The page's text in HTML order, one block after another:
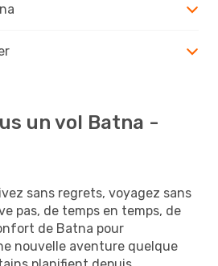
un vol Batna -
sans regrets, voyagez sans
pas, de temps en temps, de
de Batna pour
nouvelle aventure quelque